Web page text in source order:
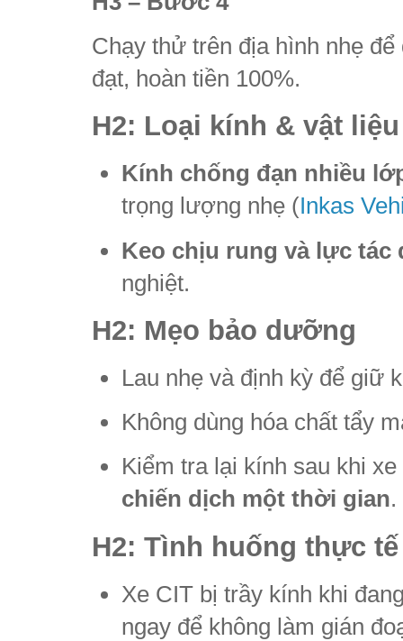
Chạy thử trên địa hình nhẹ
đạt, hoàn tiền 100%.
H2: Loại kính & vật
Kính chống đạn nhiều
trọng lượng nhẹ (Inkas
Keo chịu rung và lực tác
nghiệt.
H2: Mẹo bảo dưỡng
Lau nhẹ và định kỳ để giữ
Không dùng hóa chất tẩy
Kiểm tra lại kính sau khi
chiến dịch một thời gian.
H2: Tình huống thực tế
Xe CIT bị trầy kính khi
ngay để không làm gián